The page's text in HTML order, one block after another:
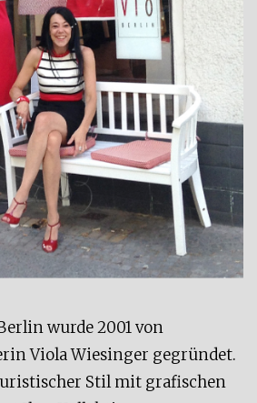
wurde 2001 von
Viola Wiesinger gegründet.
Stil mit grafischen